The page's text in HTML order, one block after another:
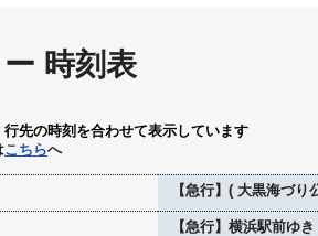
時刻表
先の時刻を合わせて表示しています
こちらへ
【急行】( 大黒海づ
【急行】横浜駅前ゆき